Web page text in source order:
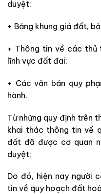
duyệt;
+ Bảng khung giá đất,
+ Thông tin về các thủ
lĩnh vực đất đai;
+ Các văn bản quy
hành.
Từ những quy định trên
khai thác thông tin về
đất đã được cơ quan
duyệt;
Do đó, hiện nay người
tin về quy hoạch đất